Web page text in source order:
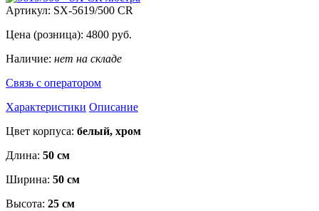
Артикул: SX-5619/500 CR
Цена (розница): 4800 руб.
Наличие: нет на складе
Связь с оператором
Характеристики Описание
Цвет корпуса: белый, хром
Длина: 50 см
Ширина: 50 см
Высота: 25 см